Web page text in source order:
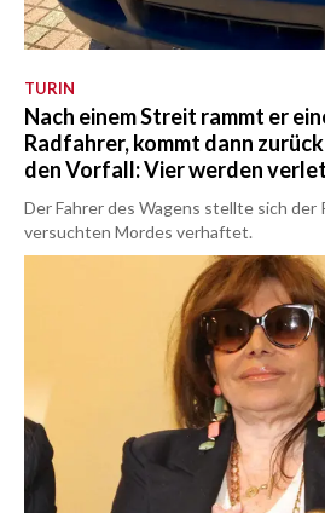
TURIN
Nach einem Streit rammt er
Radfahrer, kommt dann
den Vorfall: Vier werden
Der Fahrer des Wagens stellte sich der
versuchten Mordes verhaftet.